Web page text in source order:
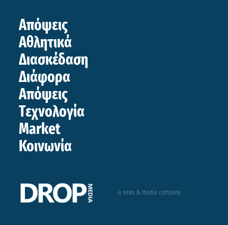
Απόψεις
Αθλητικά
Διασκέδαση
Διάφορα
Απόψεις
Τεχνολογία
Market
Κοινωνία
a news & media company